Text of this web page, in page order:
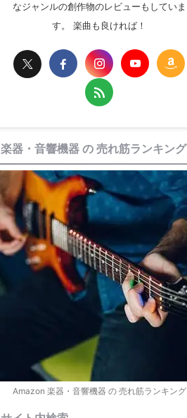
なジャンルの創作物のレビューもしていま
す。 楽曲も良ければ！
楽器・音響機器 の 売れ筋ランキング
Amazon 楽器・音響機器 の 売れ筋ランキング